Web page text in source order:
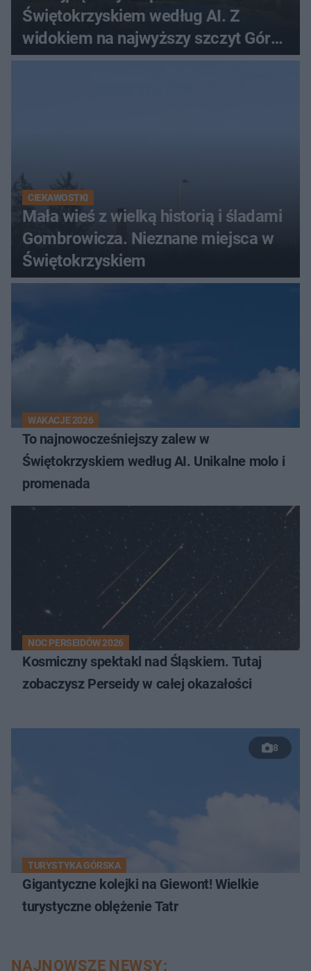
Świętokrzyskiem według AI. Z
widokiem na najwyższy szczyt Gór
Świętokrzyskich
CIEKAWOSTKI
Mała wieś z wielką historią i śladami
Gombrowicza. Nieznane miejsca w
Świętokrzyskiem
WAKACJE 2026
To najnowocześniejszy zalew w
Świętokrzyskiem według AI. Unikalne molo i
promenada
NOC PERSEIDÓW 2026
Kosmiczny spektakl nad Śląskiem. Tutaj
zobaczysz Perseidy w całej okazałości
8
TURYSTYKA GÓRSKA
Gigantyczne kolejki na Giewont! Wielkie
turystyczne oblężenie Tatr
NAJNOWSZE NEWSY: